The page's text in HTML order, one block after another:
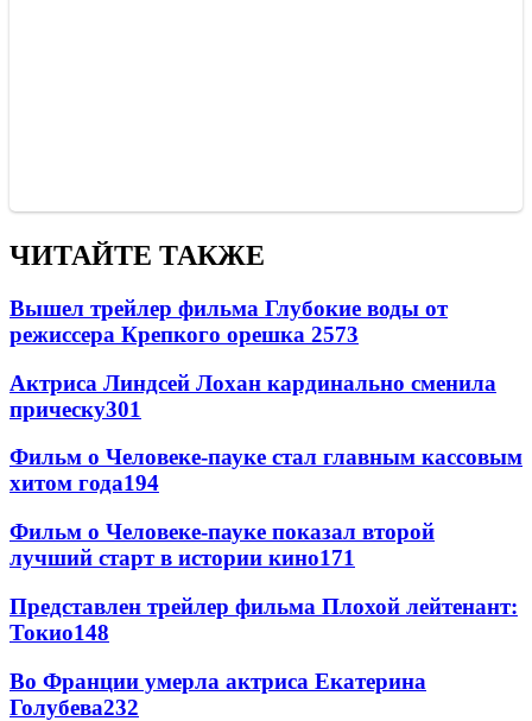
ЧИТАЙТЕ ТАКЖЕ
Вышел трейлер фильма Глубокие воды от
режиссера Крепкого орешка 2573
Актриса Линдсей Лохан кардинально сменила
прическу301
Фильм о Человеке-пауке стал главным кассовым
хитом года194
Фильм о Человеке-пауке показал второй
лучший старт в истории кино171
Представлен трейлер фильма Плохой лейтенант:
Токио148
Во Франции умерла актриса Екатерина
Голубева232